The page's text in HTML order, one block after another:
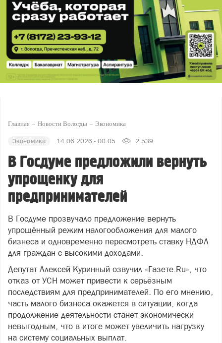
Главная Новости Вологды Экономика
Экономика 14.06.2026 - 00:05 2 539
В Госдуме предложили вернуть
упрощенку для
предпринимателей
В Госдуме прозвучало предложение вернуть
упрощённый режим налогообложения для малого
бизнеса и одновременно пересмотреть ставку НДФЛ
для граждан с высокими доходами.
Депутат Алексей Куринный озвучил «Газете.Ru», что
отказ от УСН может привести к серьёзным
последствиям для предпринимателей. По его мнению,
часть малого бизнеса окажется в ситуации, когда
продолжение деятельности станет экономически
невыгодным, что в итоге может увеличить нагрузку
на систему социальных выплат.